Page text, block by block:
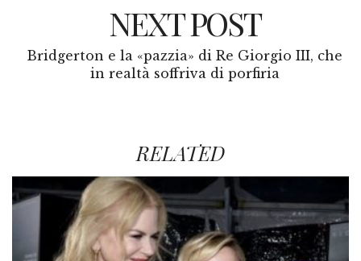
NEXT POST
Bridgerton e la «pazzia» di Re Giorgio III, che
in realtà soffriva di porfiria
RELATED